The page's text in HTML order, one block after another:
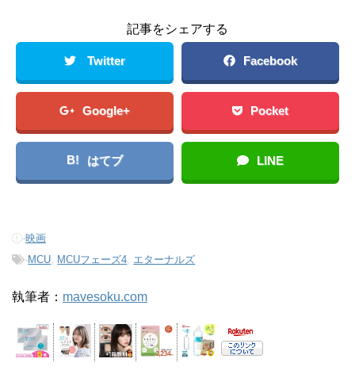
記事をシェアする
Twitter Facebook
Google+ Pocket
B! はてブ LINE
-映画
-MCU MCUフェーズ4 エターナルズ
執筆者： mavesoku.com